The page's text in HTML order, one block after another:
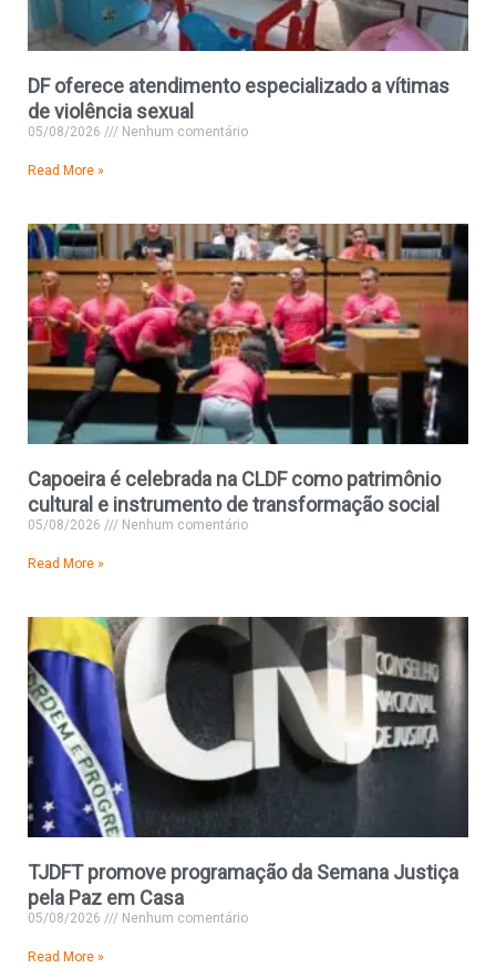
DF oferece atendimento especializado a vítimas
de violência sexual
05/08/2026 Nenhum comentário
Read More »
Capoeira é celebrada na CLDF como patrimônio
cultural e instrumento de transformação social
05/08/2026 Nenhum comentário
Read More »
TJDFT promove programação da Semana Justiça
pela Paz em Casa
05/08/2026 Nenhum comentário
Read More »